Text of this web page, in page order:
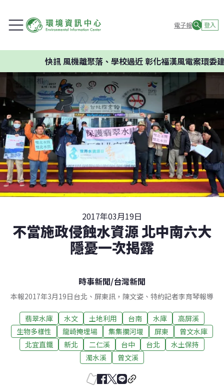
電子報 登入
風機離聚落、學校過近 彰化福漢風電案環委建議不應開發
2017年03月19日
不當施政侵蝕水資源 北中南六大
隱憂一次揭露
時事新聞/台灣新聞
本報2017年3月19日台北、屏東訊，陳文姿、特約記者李育琴報導
翡翠水庫 水文 土地利用 台南 水庫
高屏溪
生物多樣性
龍崎掩埋場 集集攔河堰 屏東
曾文水庫
北宜直鐵
新北 二仁溪 台中 台北
水土保持
濁水溪
曾文溪